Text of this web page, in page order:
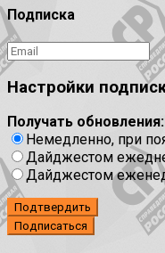
Подписка
Настройки
Получать обновления:
Немедленно, при
Дайджестом
Дайджестом
Подтвердить